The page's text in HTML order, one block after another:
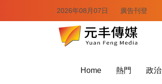
2026年08月07日 廣告刊登
Home 熱門 政治